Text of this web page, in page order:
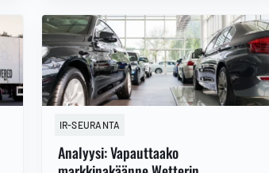
muutostoimenpiteet, varaston
tervehdyttäminen ja vaikea
toimintaympäristö rasittivat tulosta.
Toteutetut tehostamistoimet luovat
tukea vuoden 2026 tuloskäänteelle.
IR-SEURANTA
Analyysi: Vapauttaako